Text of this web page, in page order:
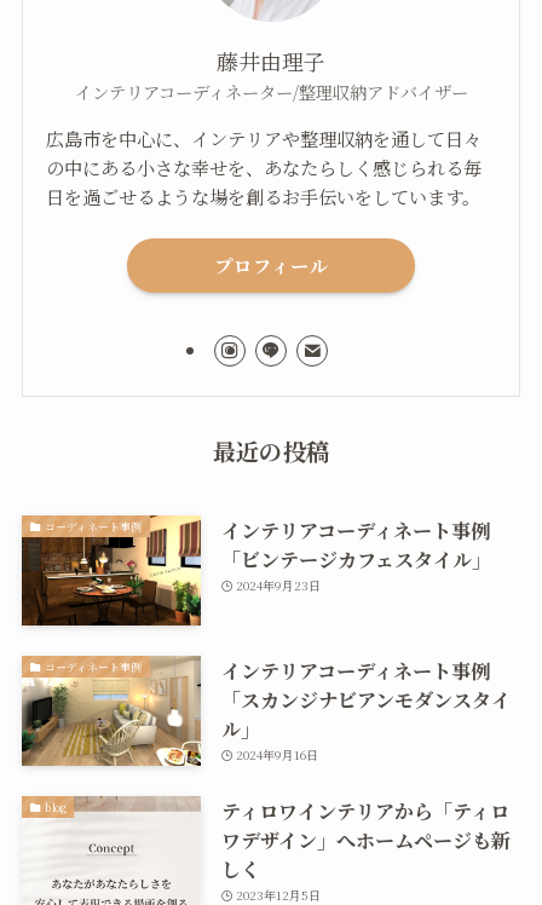
藤井由理子
インテリアコーディネーター/整理収納アドバイザー
広島市を中心に、インテリアや整理収納を通して日々
の中にある小さな幸せを、あなたらしく感じられる毎
日を過ごせるような場を創るお手伝いをしています。
プロフィール
最近の投稿
コーディネート事例
インテリアコーディネート事例
「ビンテージカフェスタイル」
2024年9月23日
コーディネート事例
インテリアコーディネート事例
「スカンジナビアンモダンスタイ
ル」
2024年9月16日
blog
ティロワインテリアから「ティロ
ワデザイン」へホームページも新
しく
2023年12月5日